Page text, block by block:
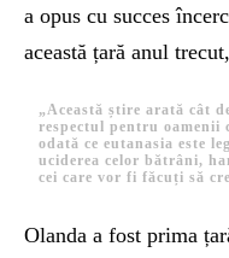
a opus cu succes
această țară anul
„Această știre arată cât
respectul pentru
odată ce eutanasia este
uciderea celor bătrâni,
cei care vor fi făcuți să
Olanda a fost prima